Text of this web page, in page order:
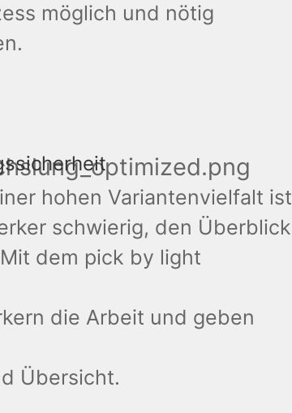
möglich und nötig
hohen Variantenvielfalt ist
schwierig, den Überblick
dem pick by light
die Arbeit und geben
Übersicht.